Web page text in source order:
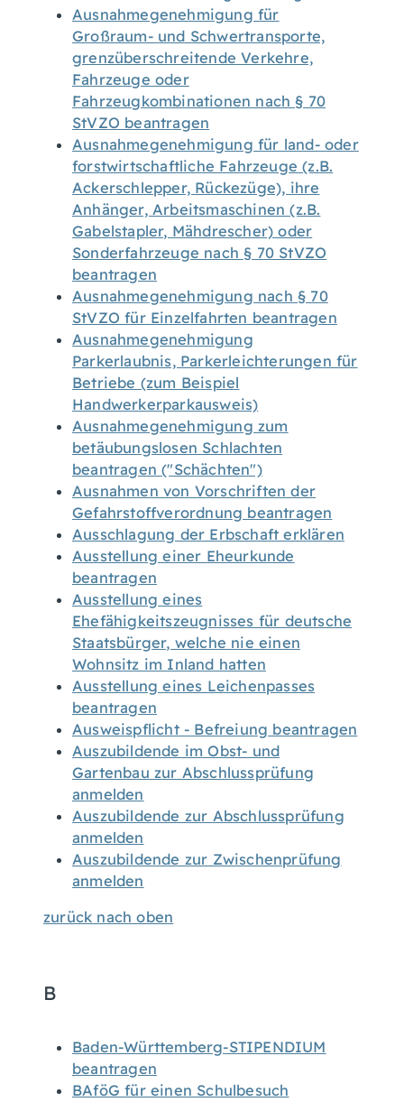
Ausnahmegenehmigung für
Großraum- und Schwertransporte,
grenzüberschreitende Verkehre,
Fahrzeuge oder
Fahrzeugkombinationen nach § 70
StVZO beantragen
Ausnahmegenehmigung für land- oder
forstwirtschaftliche Fahrzeuge (z.B.
Ackerschlepper, Rückezüge), ihre
Anhänger, Arbeitsmaschinen (z.B.
Gabelstapler, Mähdrescher) oder
Sonderfahrzeuge nach § 70 StVZO
beantragen
Ausnahmegenehmigung nach § 70
StVZO für Einzelfahrten beantragen
Ausnahmegenehmigung
Parkerlaubnis, Parkerleichterungen für
Betriebe (zum Beispiel
Handwerkerparkausweis)
Ausnahmegenehmigung zum
betäubungslosen Schlachten
beantragen ("Schächten")
Ausnahmen von Vorschriften der
Gefahrstoffverordnung beantragen
Ausschlagung der Erbschaft erklären
Ausstellung einer Eheurkunde
beantragen
Ausstellung eines
Ehefähigkeitszeugnisses für deutsche
Staatsbürger, welche nie einen
Wohnsitz im Inland hatten
Ausstellung eines Leichenpasses
beantragen
Ausweispflicht - Befreiung beantragen
Auszubildende im Obst- und
Gartenbau zur Abschlussprüfung
anmelden
Auszubildende zur Abschlussprüfung
anmelden
Auszubildende zur Zwischenprüfung
anmelden
zurück nach oben
B
Baden-Württemberg-STIPENDIUM
beantragen
BAföG für einen Schulbesuch